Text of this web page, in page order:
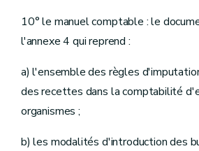
10° le manuel comptable : le
l'annexe 4 qui reprend :
a) l'ensemble des règles
des recettes dans la comptabilité
organismes ;
b) les modalités d'introduction des